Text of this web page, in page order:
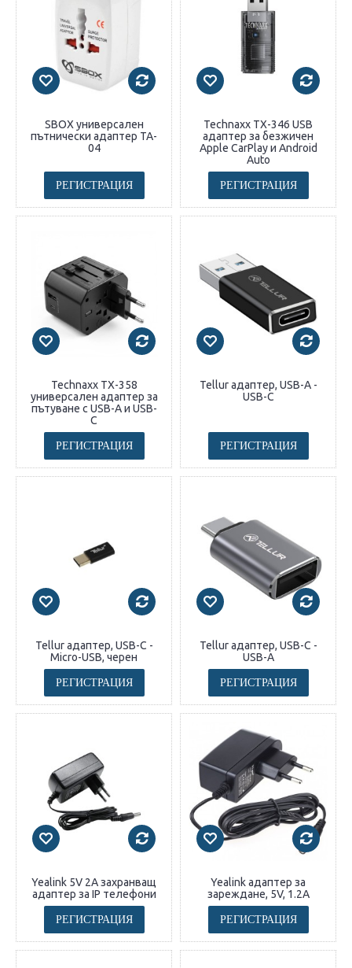
SBOX универсален
пътнически адаптер TA-
04
РЕГИСТРАЦИЯ
Technaxx TX-346 USB
адаптер за безжичен
Apple CarPlay и Android
Auto
РЕГИСТРАЦИЯ
Technaxx TX-358
универсален адаптер за
пътуване с USB-A и USB-
C
РЕГИСТРАЦИЯ
Tellur адаптер, USB-A -
USB-C
РЕГИСТРАЦИЯ
Tellur адаптер, USB-C -
Micro-USB, черен
РЕГИСТРАЦИЯ
Tellur адаптер, USB-C -
USB-A
РЕГИСТРАЦИЯ
Yealink 5V 2A захранващ
адаптер за IP телефони
РЕГИСТРАЦИЯ
Yealink адаптер за
зареждане, 5V, 1.2A
РЕГИСТРАЦИЯ